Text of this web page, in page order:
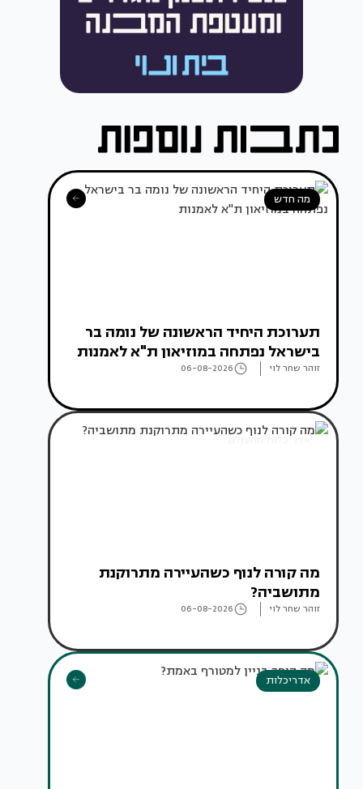
מה חדש
תערוכת היחיד הראשונה של נומה בר
בישראל נפתחה במוזיאון ת"א לאמנות
זוהר שחר לוי 06-08-2026
אדריכלות מהעולם
מה קורה לנוף כשהעיירה מתרוקנת
מתושביה?
זוהר שחר לוי 06-08-2026
אדריכלות